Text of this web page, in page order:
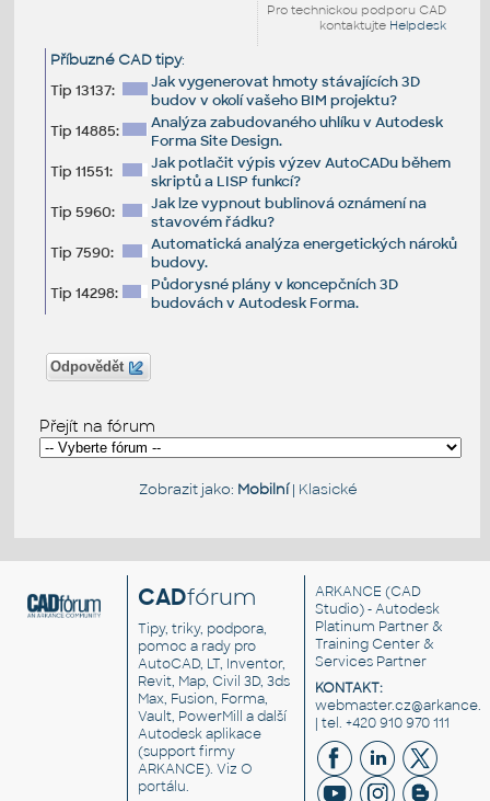
Pro technickou podporu CAD
kontaktujte Helpdesk
Příbuzné CAD tipy:
Tip 13137:
Jak vygenerovat hmoty stávajících 3D
budov v okolí vašeho BIM projektu?
Tip 14885:
Analýza zabudovaného uhlíku v Autodesk
Forma Site Design.
Tip 11551:
Jak potlačit výpis výzev AutoCADu během
skriptů a LISP funkcí?
Tip 5960:
Jak lze vypnout bublinová oznámení na
stavovém řádku?
Tip 7590:
Automatická analýza energetických nároků
budovy.
Tip 14298:
Půdorysné plány v koncepčních 3D
budovách v Autodesk Forma.
Odpovědět
Přejít na fórum
Zobrazit jako: Mobilní| Klasické
CADfórum
Tipy, triky, podpora,
pomoc a rady pro
AutoCAD, LT, Inventor,
Revit, Map, Civil 3D, 3ds
Max, Fusion, Forma,
Vault, PowerMill a další
Autodesk aplikace
(support firmy
ARKANCE). VizO
portálu.
ARKANCE (CAD
Studio) - Autodesk
Platinum Partner &
Training Center &
Services Partner
KONTAKT:
| tel. +420 910 970 111